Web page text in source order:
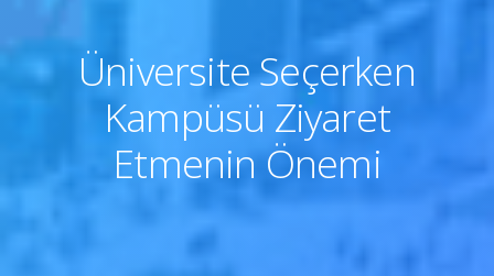
Üniversite Seçerken
Kampüsü Ziyaret
Etmenin Önemi